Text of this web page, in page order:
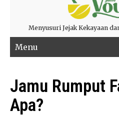
Menyusuri Jejak Kekayaan
Menu
Jamu Rumput
Apa?